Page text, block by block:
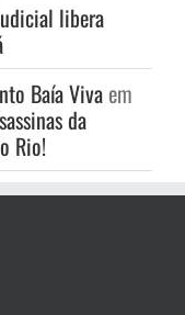
libera
Baía Viva em
da
Rio!